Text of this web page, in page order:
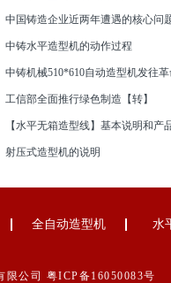
中国铸造企业近两年遭遇的核心问
中铸水平造型机的动作过程
中铸机械510*610自动造型机发往
工信部全面推行绿色制造【转】
【水平无箱造型线】基本说明和产
射压式造型机的说明
全自动造型机 水
限公司 粤ICP备16050083号